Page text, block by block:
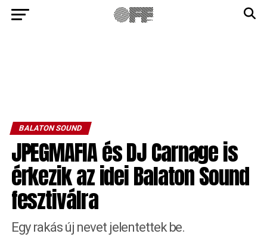
BALATON SOUND
JPEGMAFIA és DJ Carnage is
érkezik az idei Balaton Sound
fesztiválra
Egy rakás új nevet jelentettek be.